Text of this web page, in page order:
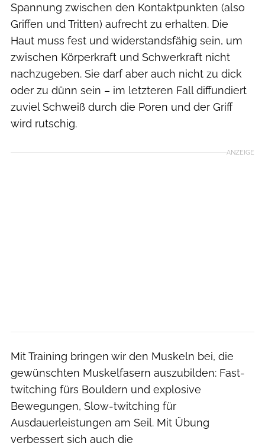
Spannung zwischen den Kontaktpunkten (also
Griffen und Tritten) aufrecht zu erhalten. Die
Haut muss fest und widerstandsfähig sein, um
zwischen Körperkraft und Schwerkraft nicht
nachzugeben. Sie darf aber auch nicht zu dick
oder zu dünn sein – im letzteren Fall diffundiert
zuviel Schweiß durch die Poren und der Griff
wird rutschig.
ANZEIGE
Mit Training bringen wir den Muskeln bei, die
gewünschten Muskelfasern auszubilden: Fast-
twitching fürs Bouldern und explosive
Bewegungen, Slow-twitching für
Ausdauerleistungen am Seil. Mit Übung
verbessert sich auch die